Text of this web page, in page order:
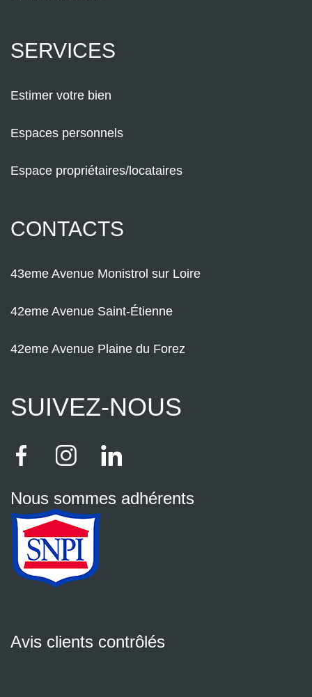
SERVICES
Estimer votre bien
Espaces personnels
Espace propriétaires/locataires
CONTACTS
43eme Avenue Monistrol sur Loire
42eme Avenue Saint-Étienne
42eme Avenue Plaine du Forez
SUIVEZ-NOUS
Nous sommes adhérents
Avis clients contrôlés